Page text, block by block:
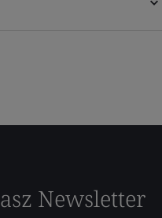
Newsletter